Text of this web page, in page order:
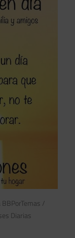
/
Diarias